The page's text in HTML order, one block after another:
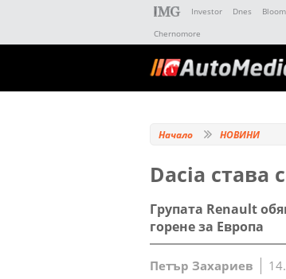
Investor Dnes
Chernomore
Начало НОВИНИ
Dacia става
Групата Renault
горене за Европа
Петър Захариев